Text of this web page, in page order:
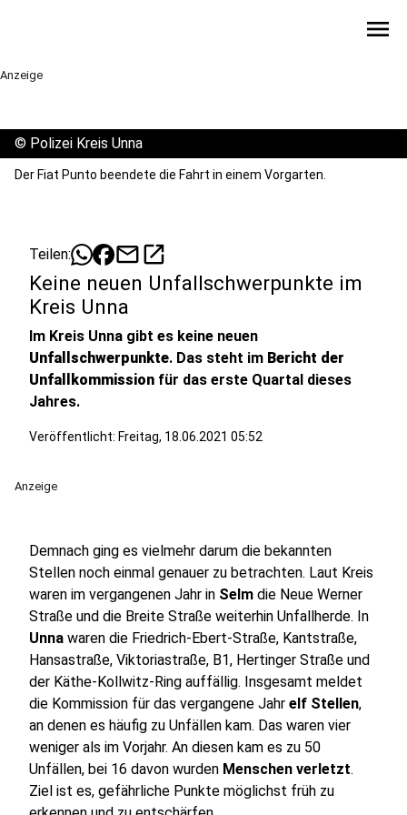
menu
Anzeige
© Polizei Kreis Unna
Der Fiat Punto beendete die Fahrt in einem Vorgarten.
Teilen: mailopen_in_new
Keine neuen Unfallschwerpunkte im
Kreis Unna
Im Kreis Unna gibt es keine neuen
Unfallschwerpunkte. Das steht im Bericht der
Unfallkommission für das erste Quartal dieses
Jahres.
Veröffentlicht: Freitag, 18.06.2021 05:52
Anzeige
Demnach ging es vielmehr darum die bekannten
Stellen noch einmal genauer zu betrachten. Laut Kreis
waren im vergangenen Jahr in Selm die Neue Werner
Straße und die Breite Straße weiterhin Unfallherde. In
Unna waren die Friedrich-Ebert-Straße, Kantstraße,
Hansastraße, Viktoriastraße, B1, Hertinger Straße und
der Käthe-Kollwitz-Ring auffällig. Insgesamt meldet
die Kommission für das vergangene Jahr elf Stellen,
an denen es häufig zu Unfällen kam. Das waren vier
weniger als im Vorjahr. An diesen kam es zu 50
Unfällen, bei 16 davon wurden Menschen verletzt.
Ziel ist es, gefährliche Punkte möglichst früh zu